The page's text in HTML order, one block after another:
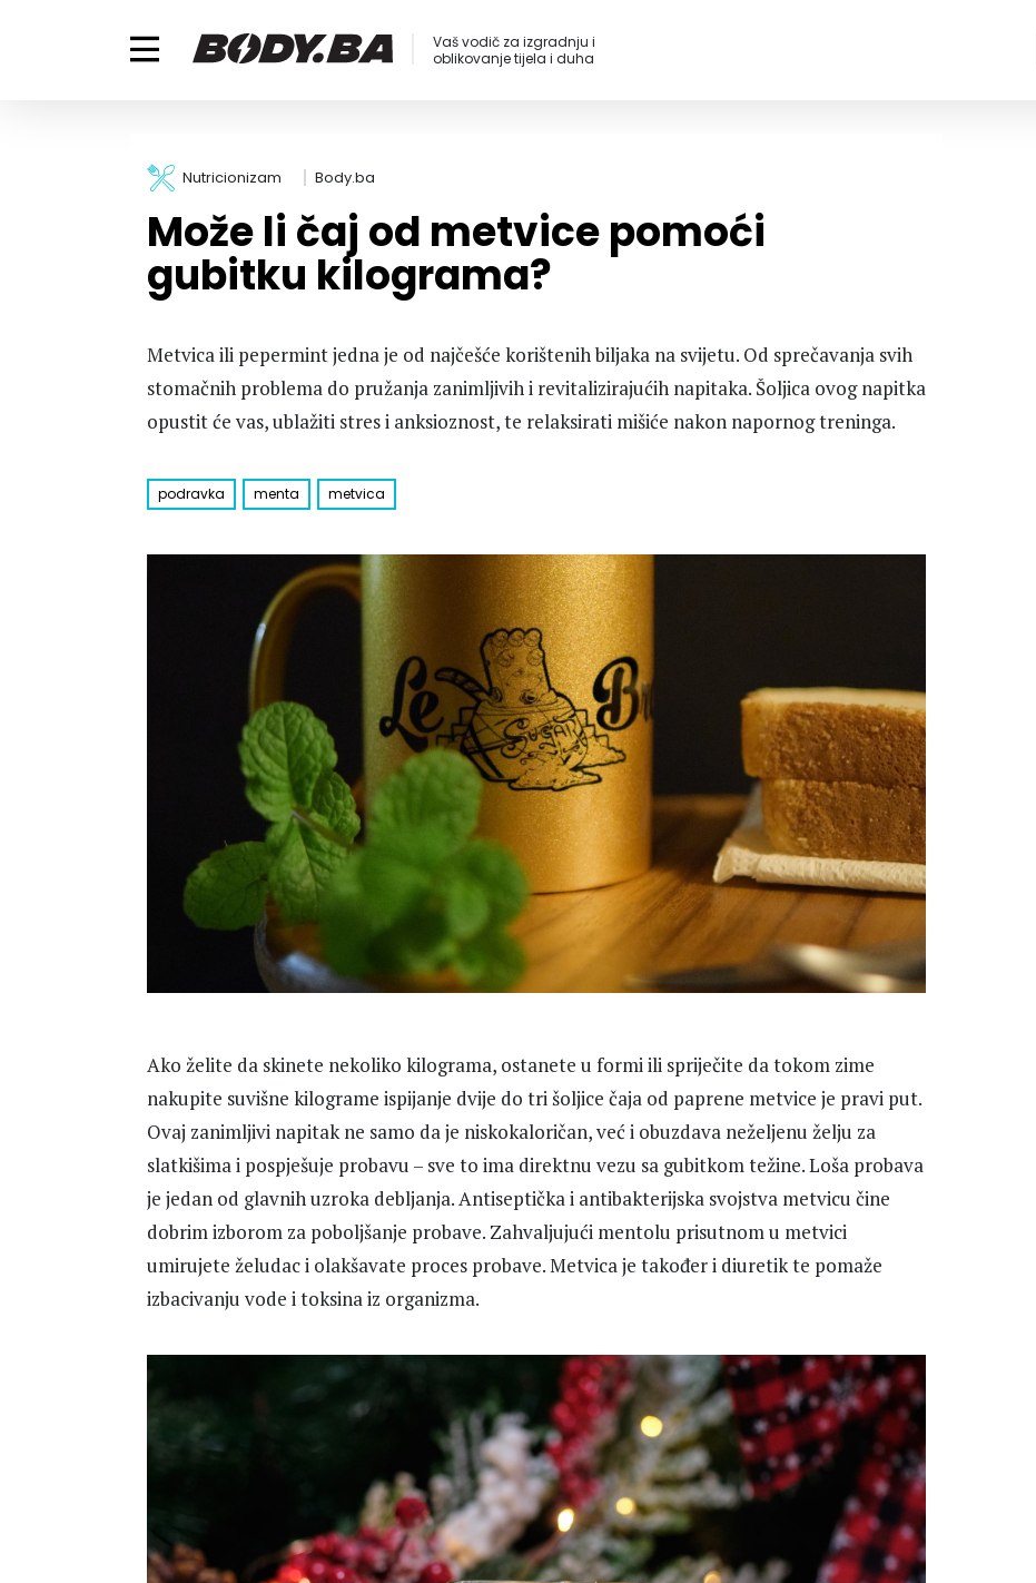
Vaš vodič za izgradnju i
oblikovanje tijela i duha
Nutricionizam Body.ba
Može li čaj od metvice pomoći
gubitku kilograma?
Metvica ili pepermint jedna je od najčešće korištenih biljaka na svijetu. Od sprečavanja svih
stomačnih problema do pružanja zanimljivih i revitalizirajućih napitaka. Šoljica ovog napitka
opustit će vas, ublažiti stres i anksioznost, te relaksirati mišiće nakon napornog treninga.
podravka menta metvica
Ako želite da skinete nekoliko kilograma, ostanete u formi ili spriječite da tokom zime
nakupite suvišne kilograme ispijanje dvije do tri šoljice čaja od paprene metvice je pravi put.
Ovaj zanimljivi napitak ne samo da je niskokaloričan, već i obuzdava neželjenu želju za
slatkišima i pospješuje probavu – sve to ima direktnu vezu sa gubitkom težine. Loša probava
je jedan od glavnih uzroka debljanja. Antiseptička i antibakterijska svojstva metvicu čine
dobrim izborom za poboljšanje probave. Zahvaljujući mentolu prisutnom u metvici
umirujete želudac i olakšavate proces probave. Metvica je također i diuretik te pomaže
izbacivanju vode i toksina iz organizma.